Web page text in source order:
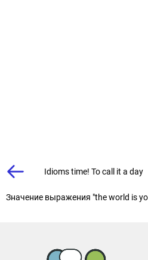
Idioms time! To call it a day
Значение выражения "the world is